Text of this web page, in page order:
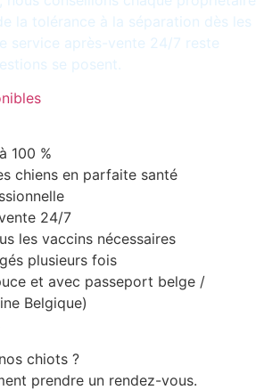
la tolérance à la séparation dès les
service après-vente 24/7 reste
se posent.
100 %
chiens en parfaite santé
24/7
les vaccins nécessaires
plusieurs fois
et avec passeport belge /
Belgique)
chiots ?
prendre un rendez-vous.